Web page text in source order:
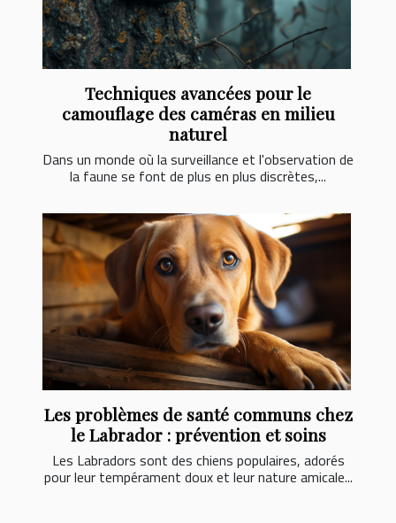
Techniques avancées pour le
camouflage des caméras en milieu
naturel
Dans un monde où la surveillance et l'observation de
la faune se font de plus en plus discrètes,...
Les problèmes de santé communs chez
le Labrador : prévention et soins
Les Labradors sont des chiens populaires, adorés
pour leur tempérament doux et leur nature amicale...